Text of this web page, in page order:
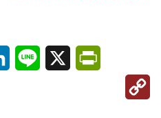
LinkedInLine X